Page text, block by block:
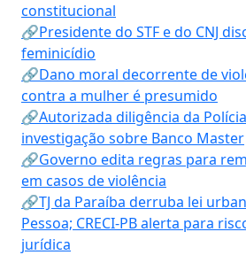
constitucional
🔗Presidente do STF e do CNJ
feminicídio
🔗Dano moral decorrente de
contra a mulher é presumido
🔗Autorizada diligência da
investigação sobre Banco Master
🔗Governo edita regras para
em casos de violência
🔗TJ da Paraíba derruba lei
Pessoa; CRECI-PB alerta para
jurídica